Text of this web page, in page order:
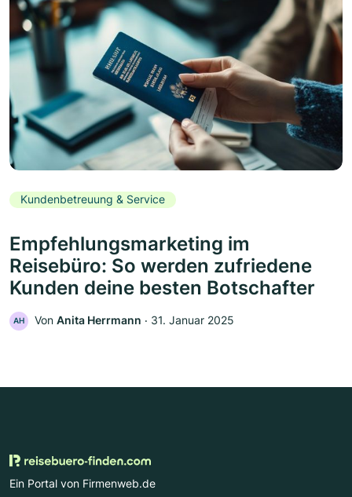
Kundenbetreuung & Service
Empfehlungsmarketing im
Reisebüro: So werden zufriedene
Kunden deine besten Botschafter
AH Von Anita Herrmann ‧ 31. Januar 2025
Ein Portal von Firmenweb.de